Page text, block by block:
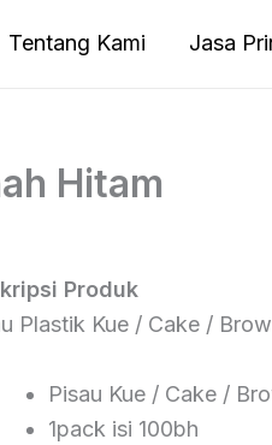
Tentang Kami Jasa
Hitam
Produk
Plastik Kue / Cake /
Pisau Kue / Cake /
1pack isi 100bh